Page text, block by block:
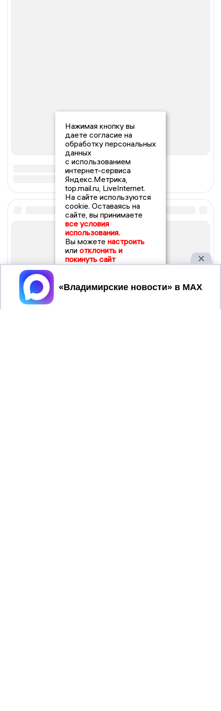
Нажимая кнопку вы
даете согласие на
обработку персональных
данных
с использованием
интернет-сервиса
Яндекс.Метрика,
top.mail.ru, LiveInternet.
На сайте используются
cookie. Оставаясь на
сайте, вы принимаете
все условия
использования.
Вы можете настроить
или отклонить и
покинуть сайт
Принять